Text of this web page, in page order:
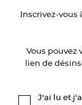
Inscrivez-
Vous pouvez
lien de
J'ai lu et